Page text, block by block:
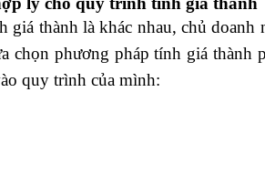
thành là khác nhau, chủ doanh
chọn phương pháp tính giá thành
quy trình của mình: